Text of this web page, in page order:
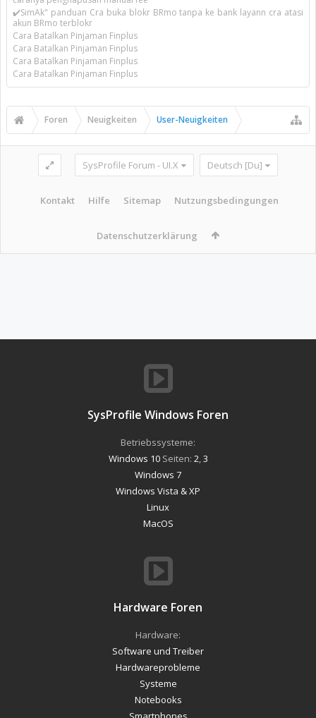
✔️SimAk" panduan Cra buka blokr BRmo tanpa ke bank layann cra atasi
akun BRmo terblokr
Cara Batalkan Pinjaman Finplus
Cara Batalkan Pinjaman Finplus
Cara Batalkan Pinjaman Finplus
Cara Batalkan Pinjaman Finplus
Foren Neuigkeiten User-Neuigkeiten
SysProfile Forum - UI.X Deutsch [Du]
Kontakt Hilfe Sitemap Nutzungsbedingungen
Datenschutzerklärung
SysProfile Windows Foren
Betriebssysteme:
Windows 10Seiten: 2 3
Windows 7
Windows Vista & XP
Linux
MacOS
Hardware Foren
Hardware:
Software und Treiber
Hardwareprobleme
Systeme
Notebooks